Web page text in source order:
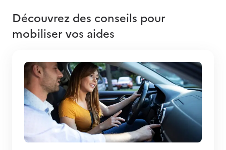
Découvrez des conseils pour
mobiliser vos aides